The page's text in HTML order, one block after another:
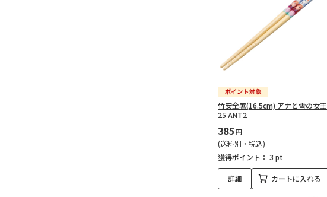
竹安全箸(16.5cm) アナと雪の女王
25 ANT2
385円
(送料別・税込)
獲得ポイント： 3 pt
詳細 カートに入れる